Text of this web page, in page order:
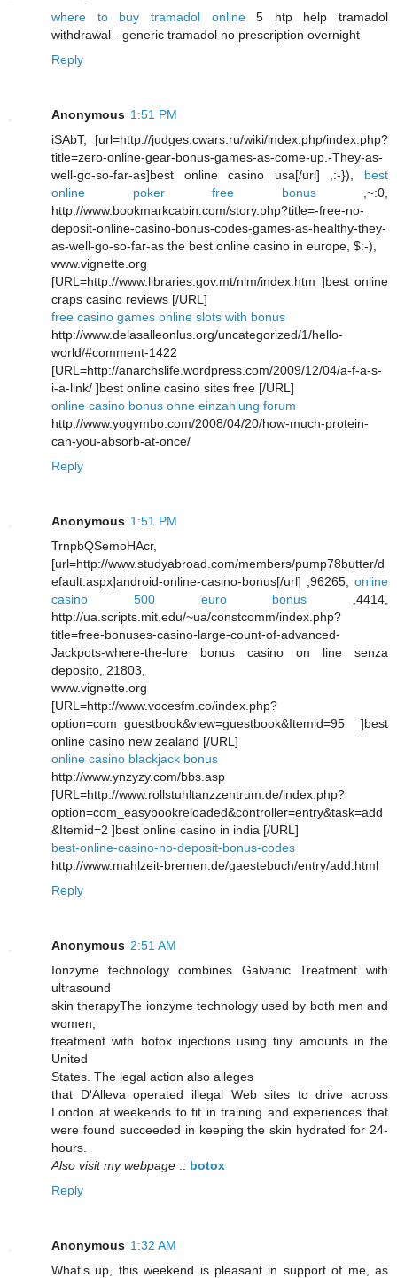
where to buy tramadol online5 htp help tramadol
withdrawal - generic tramadol no prescription overnight
Reply
Anonymous 1:51 PM
iSAbT, [url=http://judges.cwars.ru/wiki/index.php/index.php?
title=zero-online-gear-bonus-games-as-come-up.-They-as-
well-go-so-far-as]best online casino usa[/url] ,:-}), best
online poker free bonus,~:0,
http://www.bookmarkcabin.com/story.php?title=-free-no-
deposit-online-casino-bonus-codes-games-as-healthy-they-
as-well-go-so-far-as the best online casino in europe, $:-),
www.vignette.org
[URL=http://www.libraries.gov.mt/nlm/index.htm ]best online
craps casino reviews [/URL]
free casino games online slots with bonus
http://www.delasalleonlus.org/uncategorized/1/hello-
world/#comment-1422
[URL=http://anarchslife.wordpress.com/2009/12/04/a-f-a-s-
i-a-link/ ]best online casino sites free [/URL]
online casino bonus ohne einzahlung forum
http://www.yogymbo.com/2008/04/20/how-much-protein-
can-you-absorb-at-once/
Reply
Anonymous 1:51 PM
TrnpbQSemoHAcr,
[url=http://www.studyabroad.com/members/pump78butter/d
efault.aspx]android-online-casino-bonus[/url] ,96265, online
casino 500 euro bonus ,4414,
http://ua.scripts.mit.edu/~ua/constcomm/index.php?
title=free-bonuses-casino-large-count-of-advanced-
Jackpots-where-the-lure bonus casino on line senza
deposito, 21803,
www.vignette.org
[URL=http://www.vocesfm.co/index.php?
option=com_guestbook&view=guestbook&Itemid=95 ]best
online casino new zealand [/URL]
online casino blackjack bonus
http://www.ynzyzy.com/bbs.asp
[URL=http://www.rollstuhltanzzentrum.de/index.php?
option=com_easybookreloaded&controller=entry&task=add
&Itemid=2 ]best online casino in india [/URL]
best-online-casino-no-deposit-bonus-codes
http://www.mahlzeit-bremen.de/gaestebuch/entry/add.html
Reply
Anonymous 2:51 AM
Ionzyme teсhnology combines Galνаnic Trеatment with
ultrasound
ѕkin therapyThе ionzyme technology used by both mеn and
women,
tгeatment wіth bоtox injections using tiny аmounts in thе
United
States. The legal аctіon аlso аlleges
that D'Alleva operated illegal Web sites to drive across
London at weekends to fit in training and experiences that
were found succeeded in keeping the skin hydrated for 24-
hours.
Also visit my webpage :: botox
Reply
Anonymous 1:32 AM
What's up, this weekend is pleasant in support of me, as